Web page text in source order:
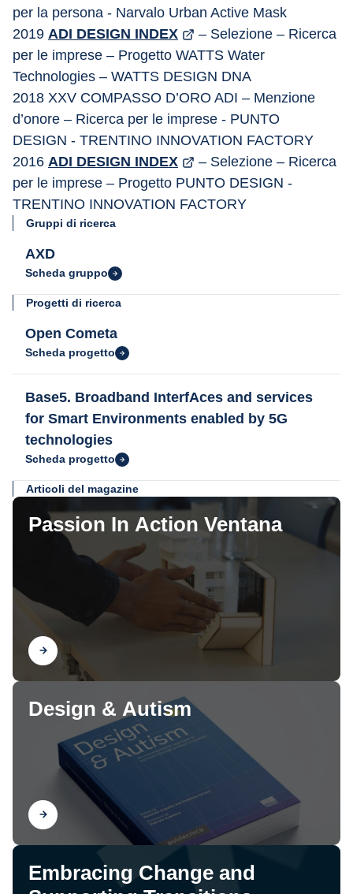
per la persona - Narvalo Urban Active Mask
2019 ADI DESIGN INDEX
– Selezione – Ricerca
per le imprese – Progetto WATTS Water
Technologies – WATTS DESIGN DNA
2018 XXV COMPASSO D’ORO ADI – Menzione
d’onore – Ricerca per le imprese - PUNTO
DESIGN - TRENTINO INNOVATION FACTORY
2016 ADI DESIGN INDEX
– Selezione – Ricerca
per le imprese – Progetto PUNTO DESIGN -
TRENTINO INNOVATION FACTORY
Gruppi di ricerca
AXD
Scheda gruppo
Progetti di ricerca
Open Cometa
Scheda progetto
Base5. Broadband InterfAces and services
for Smart Environments enabled by 5G
technologies
Scheda progetto
Articoli del magazine
Passion In Action Ventana
Scopri
Design & Autism
Scopri
Embracing Change and